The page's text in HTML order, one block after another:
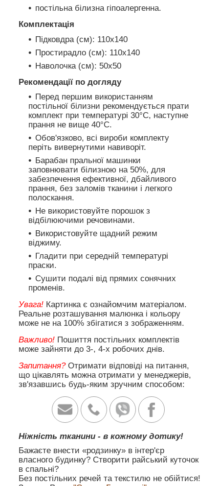
постільна білизна гіпоалергенна.
Комплектація
Підковдра (cм): 110х140
Простирадло (cм): 110х140
Наволочка (cм): 50х50
Рекомендації по догляду
Перед першим використанням
постільної білизни рекомендується прати
комплект при температурі 30°C, наступне
прання не вище 40°C.
Обов'язково, всі вироби комплекту
періть вивернутими навиворіт.
Барабан пральної машинки
заповнювати білизною на 50%, для
забезпечення ефективної, дбайливого
прання, без заломів тканини і легкого
полоскання.
Не використовуйте порошок з
відбілюючими речовинами.
Використовуйте щадний режим
віджиму.
Гладити при середній температурі
праски.
Сушити подалі від прямих сонячних
променів.
Увага! Картинка є ознайомчим матеріалом.
Реальне розташування малюнка і кольору
може не на 100% збігатися з зображенням.
Важливо! Пошиття постільних комплектів
може зайняти до 3-, 4-х робочих днів.
Запитання?Отримати відповіді на питання,
що цікавлять можна отримати у менеджерів,
зв'язавшись будь-яким зручним способом:
Ніжність тканини - в кожному дотику!
Бажаєте внести «родзинку» в інтер'єр
власного будинку? Створити райський куточок
в спальні?
Без постільних речей та текстилю не обійтися!